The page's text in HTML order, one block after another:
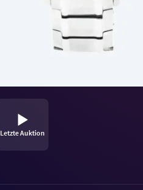
Letzte Auktion